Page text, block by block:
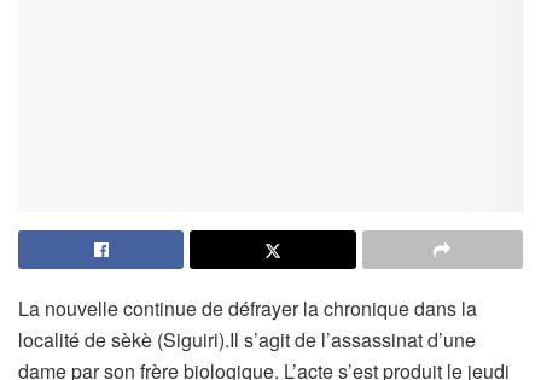
La nouvelle continue de défrayer la chronique dans la
localité de sèkè (Siguiri).Il s’agit de l’assassinat d’une
dame par son frère biologique. L’acte s’est produit le jeudi